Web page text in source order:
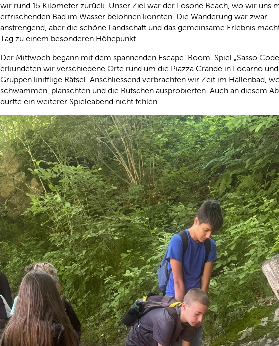
wir rund 15 Kilometer zurück. Unser Ziel war der Losone Beach, wo wir uns
erfrischenden Bad im Wasser belohnen konnten. Die Wanderung war zwar
anstrengend, aber die schöne Landschaft und das gemeinsame Erlebnis
Tag zu einem besonderen Höhepunkt.
Der Mittwoch begann mit dem spannenden Escape-Room-Spiel „Sasso
erkundeten wir verschiedene Orte rund um die Piazza Grande in Locarno
Gruppen knifflige Rätsel. Anschliessend verbrachten wir Zeit im Hallenbad,
schwammen, planschten und die Rutschen ausprobierten. Auch an diesem
durfte ein weiterer Spieleabend nicht fehlen.